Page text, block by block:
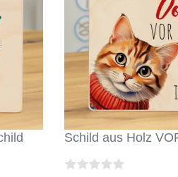
Schild aus Holz